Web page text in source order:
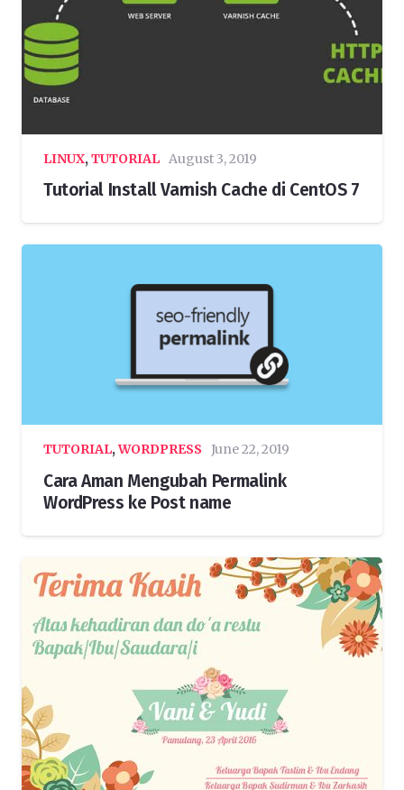
LINUX,TUTORIAL August 3, 2019
Tutorial Install Varnish Cache di CentOS 7
TUTORIAL,WORDPRESS June 22, 2019
Cara Aman Mengubah Permalink
WordPress ke Post name